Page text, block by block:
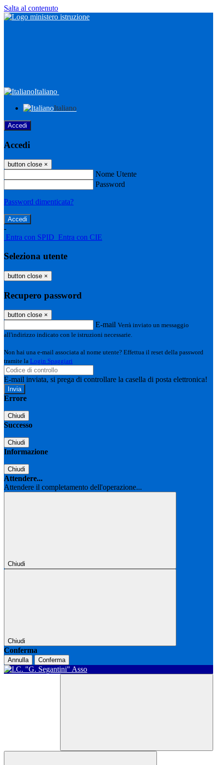
Salta al contenuto
Italiano
Italiano
Accedi
Accedi
button close ×
Nome Utente
Password
Password dimenticata?
-
Entra con SPID Entra con CIE
Seleziona utente
button close ×
Recupero password
button close ×
E-mail Verrà inviato un messaggio
all'indirizzo indicato con le istruzioni necessarie.
Non hai una e-mail associata al nome utente? Effettua il reset della password
tramite la Login Spaggiari
E-mail inviata, si prega di controllare la casella di posta elettronica!
Errore
Chiudi
Successo
Chiudi
Informazione
Chiudi
Attendere...
Attendere il completamento dell'operazione...
Chiudi
Chiudi
Conferma
Annulla Conferma